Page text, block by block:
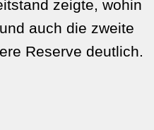
zeigte, wohin
auch die zweite
Reserve deutlich.